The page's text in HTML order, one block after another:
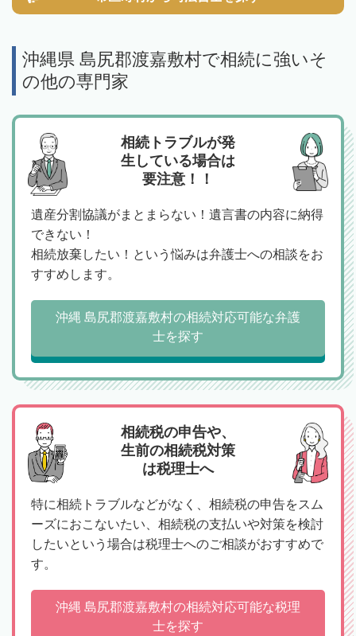
沖縄県 島尻郡渡嘉敷村で相続に強いそ
の他の専門家
相続トラブルが発
生している場合は
要注意！！
遺産分割協議がまとまらない！遺言書の内容に納得
できない！
相続放棄したい！という悩みは弁護士への相談をお
すすめします。
沖縄 島尻郡渡嘉敷村の相続対応可能な弁護
士を探す
相続税の申告や、
生前の相続税対策
は税理士へ
特に相続トラブルなどがなく、相続税の申告をスム
ーズにおこないたい、相続税の支払いや対策を検討
したいという場合は税理士へのご相談がおすすめで
す。
沖縄 島尻郡渡嘉敷村の相続対応可能な税理
士を探す